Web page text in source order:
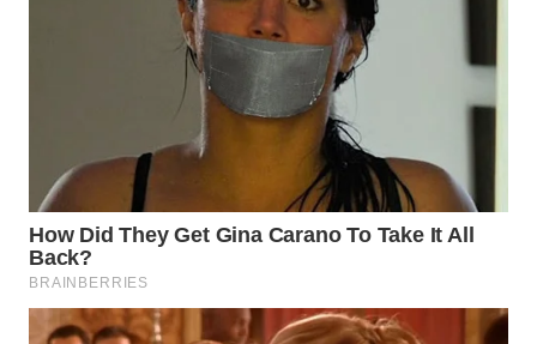
TAPANULI
UTARA
WN
SAMOSIR
WN